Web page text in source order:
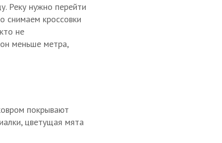
Реку нужно перейти
снимаем кроссовки
не
меньше метра,
покрывают
цветущая мята